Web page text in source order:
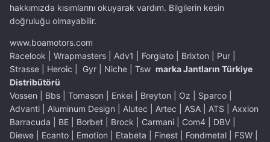
hakkımızda kısımlarını okuyarak vardım. Bilgilerin kesin
doğruluğu olmayabilir.
www.boamotors.com
Racelook | Wrapmasters | Adv1 | Forgiato | Brixton | Pur |
Strasse | Heroic | Gyr | Niche | Tsw marka Jantların Türkiye
Distribütörü
Vossen | Bbs | Tomason | Enkei | Breyton | Oz | Sparco |
Advanti | Aluminum Design | Alutec | Artec | ASA | ATS | Axxion
Barracuda | BE | Borbet | Brock | Carmani | Com4 | DBV |
Diewe | Ecanto | Emotion | Etabeta | Finest | Fondmetal | FSW |